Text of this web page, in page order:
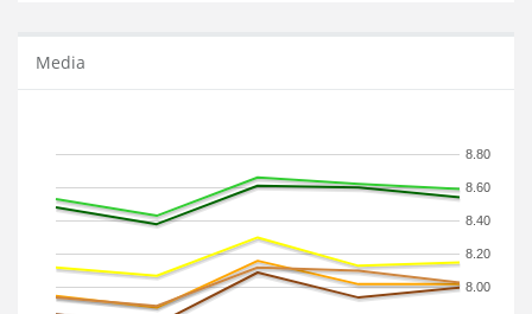
Media
8.00
8.20
8.40
8.60
8.80